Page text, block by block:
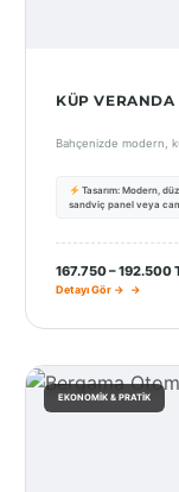
KÜP VERANDA
Bahçenizde modern,
Tasarım: Modern,
sandviç panel veya
167.750 – 192.500
Detayı Gör →
EKONOMIK & PRATIK